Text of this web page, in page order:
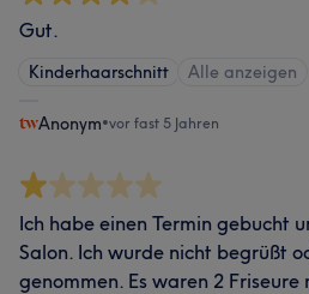
Gut.
Kinderhaarschnitt Alle anzeigen
Anonym•vor fast 5 Jahren
Ich habe einen Termin gebucht
Salon. Ich wurde nicht begrüßt
genommen. Es waren 2